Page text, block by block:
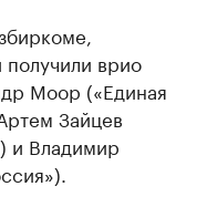
врио
Моор («Единая
Зайцев
и Владимир